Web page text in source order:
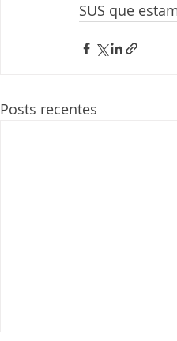
SUS que
Posts recentes